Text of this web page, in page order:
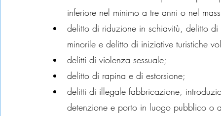
inferiore nel minimo a tre anni o nel
delitto di riduzione in schiavitù, delitto
minorile e delitto di iniziative turistiche
delitti di violenza sessuale;
delitto di rapina e di estorsione;
delitti di illegale fabbricazione,
detenzione e porto in luogo pubblico